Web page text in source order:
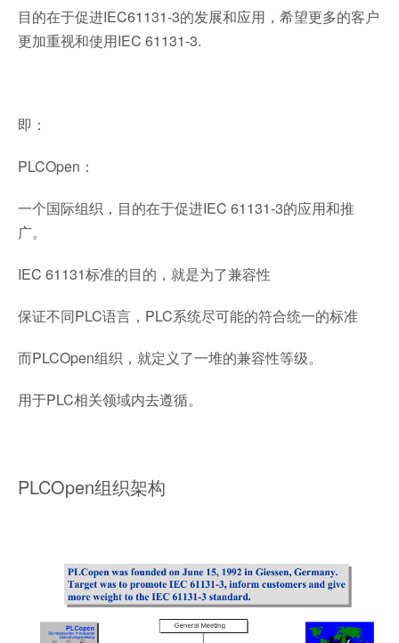
目的在于促进IEC61131-3的发展和应用，希望更多的客户
更加重视和使用IEC 61131-3.
即：
PLCOpen：
一个国际组织，目的在于促进IEC 61131-3的应用和推
广。
IEC 61131标准的目的，就是为了兼容性
保证不同PLC语言，PLC系统尽可能的符合统一的标准
而PLCOpen组织，就定义了一堆的兼容性等级。
用于PLC相关领域内去遵循。
PLCOpen组织架构